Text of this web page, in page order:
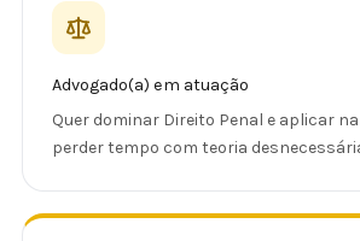
Advogado(a) em atuação
Quer dominar Direito Penal e aplicar
perder tempo com teoria